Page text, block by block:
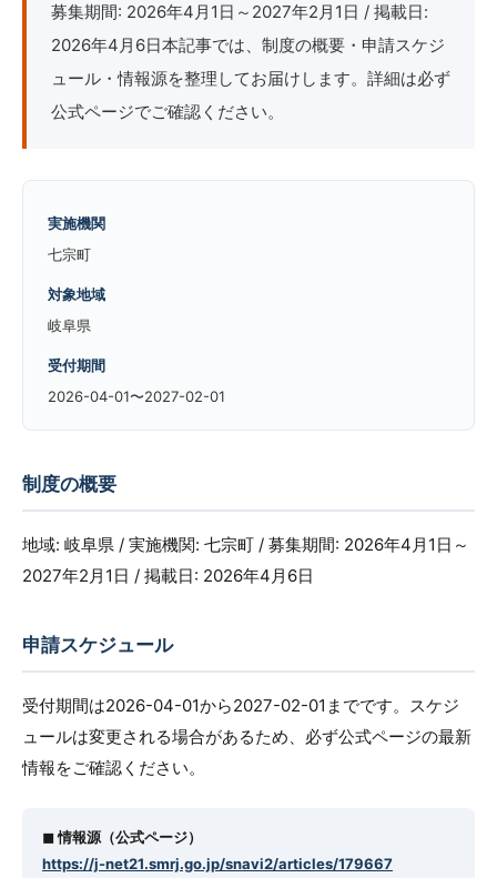
募集期間: 2026年4月1日～2027年2月1日 / 掲載日:
2026年4月6日本記事では、制度の概要・申請スケジ
ュール・情報源を整理してお届けします。詳細は必ず
公式ページでご確認ください。
実施機関
七宗町
対象地域
岐阜県
受付期間
2026-04-01〜2027-02-01
制度の概要
地域: 岐阜県 / 実施機関: 七宗町 / 募集期間: 2026年4月1日～
2027年2月1日 / 掲載日: 2026年4月6日
申請スケジュール
受付期間は2026-04-01から2027-02-01までです。スケジ
ュールは変更される場合があるため、必ず公式ページの最新
情報をご確認ください。
◼︎ 情報源（公式ページ）
https://j-net21.smrj.go.jp/snavi2/articles/179667